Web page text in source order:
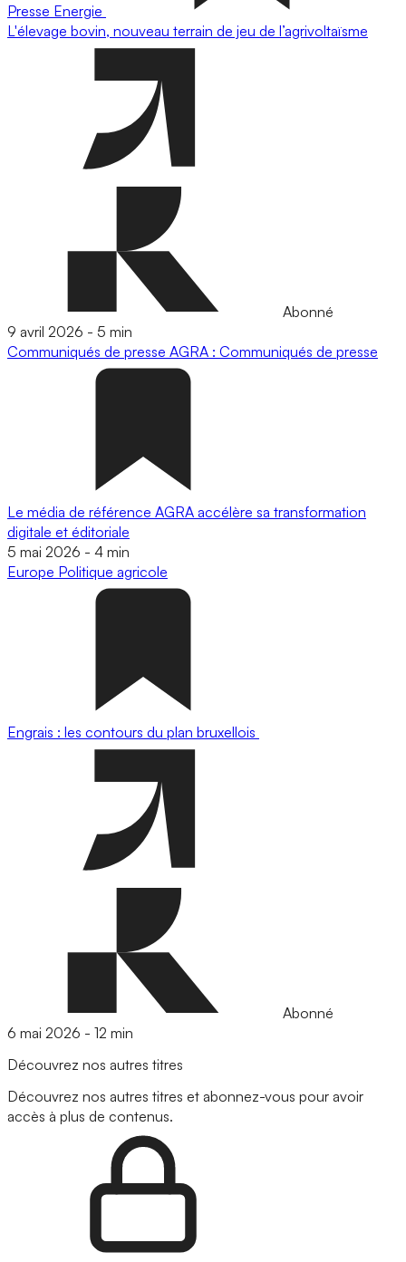
Presse Energie
L'élevage bovin, nouveau terrain de jeu de l’agrivoltaïsme
Abonné
9 avril 2026 - 5 min
Communiqués de presse AGRA : Communiqués de presse
Le média de référence AGRA accélère sa transformation
digitale et éditoriale
5 mai 2026 - 4 min
Europe Politique agricole
Engrais : les contours du plan bruxellois
Abonné
6 mai 2026 - 12 min
Découvrez nos autres titres
Découvrez nos autres titres et abonnez-vous pour avoir
accès à plus de contenus.